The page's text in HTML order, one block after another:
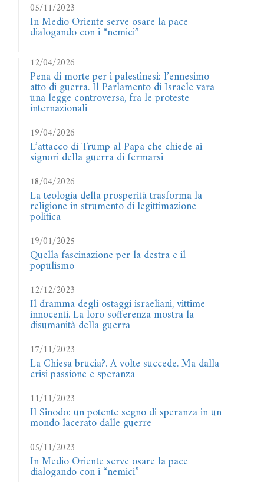
05/11/2023
In Medio Oriente serve osare la pace
dialogando con i “nemici”
12/04/2026
Pena di morte per i palestinesi: l’ennesimo
atto di guerra. Il Parlamento di Israele vara
una legge controversa, fra le proteste
internazionali
19/04/2026
L’attacco di Trump al Papa che chiede ai
signori della guerra di fermarsi
18/04/2026
La teologia della prosperità trasforma la
religione in strumento di legittimazione
politica
19/01/2025
Quella fascinazione per la destra e il
populismo
12/12/2023
Il dramma degli ostaggi israeliani, vittime
innocenti. La loro sofferenza mostra la
disumanità della guerra
17/11/2023
La Chiesa brucia?. A volte succede. Ma dalla
crisi passione e speranza
11/11/2023
Il Sinodo: un potente segno di speranza in un
mondo lacerato dalle guerre
05/11/2023
In Medio Oriente serve osare la pace
dialogando con i “nemici”